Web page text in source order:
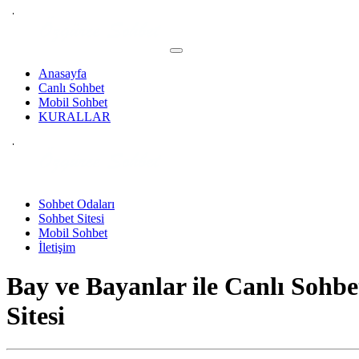
Anasayfa
Canlı Sohbet
Mobil Sohbet
KURALLAR
Sohbet Odaları
Sohbet Sitesi
Mobil Sohbet
İletişim
Bay ve Bayanlar ile Canlı
Sitesi